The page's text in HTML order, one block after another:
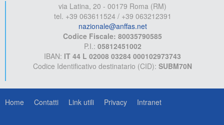
via Latina, 20 - 00179 Roma (RM)
tel. +39 063611524 / +39 063212391
nazionale@anffas.net
Codice Fiscale: 80035790585
P.I.: 05812451002
IBAN: IT 44 L 02008 03284 000102973743
Codice Identificativo destinatario (CID): SUBM70N
Home Contatti Link utili Privacy Intranet